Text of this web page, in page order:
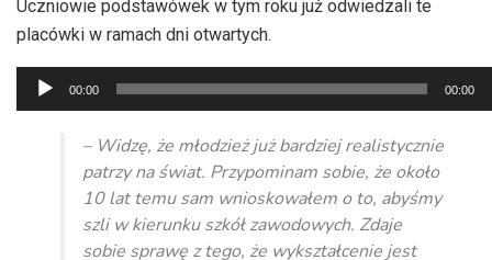
Uczniowie podstawówek w tym roku już odwiedzali te
placówki w ramach dni otwartych.
Odtwarzacz
plików
dźwiękowych
00:00 00:00
– Widzę, że młodzież już bardziej realistycznie
patrzy na świat. Przypominam sobie, że około
10 lat temu sam wnioskowałem o to, abyśmy
szli w kierunku szkół zawodowych. Zdaje
sobie sprawę z tego, że wykształcenie jest